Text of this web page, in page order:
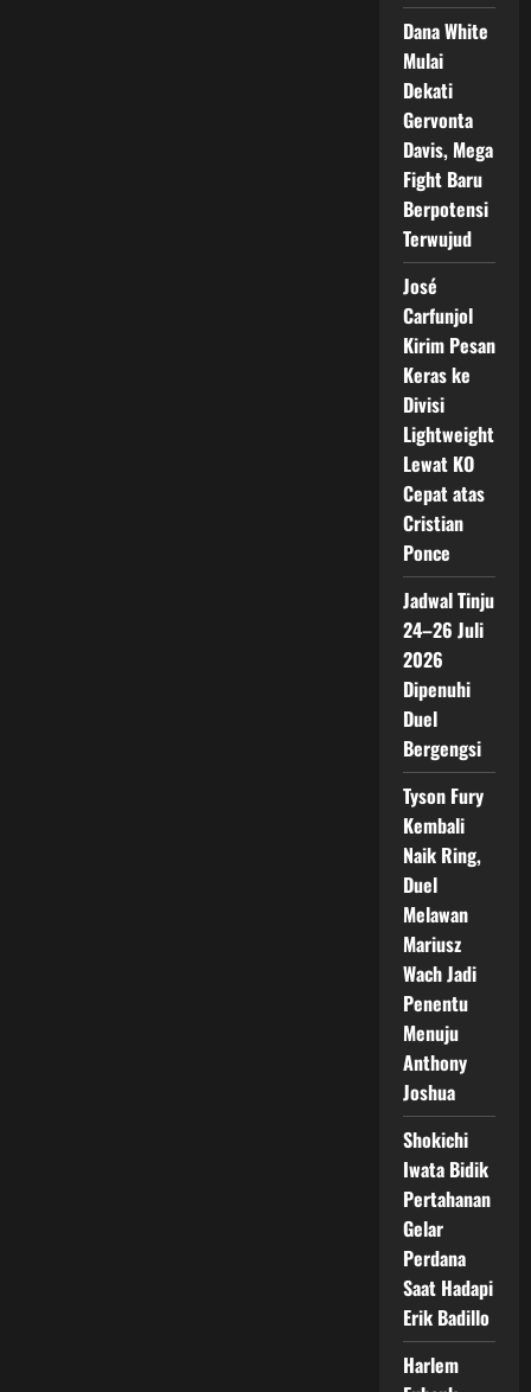
Dana White
Mulai
Dekati
Gervonta
Davis, Mega
Fight Baru
Berpotensi
Terwujud
José
Carfunjol
Kirim Pesan
Keras ke
Divisi
Lightweight
Lewat KO
Cepat atas
Cristian
Ponce
Jadwal Tinju
24–26 Juli
2026
Dipenuhi
Duel
Bergengsi
Tyson Fury
Kembali
Naik Ring,
Duel
Melawan
Mariusz
Wach Jadi
Penentu
Menuju
Anthony
Joshua
Shokichi
Iwata Bidik
Pertahanan
Gelar
Perdana
Saat Hadapi
Erik Badillo
Harlem